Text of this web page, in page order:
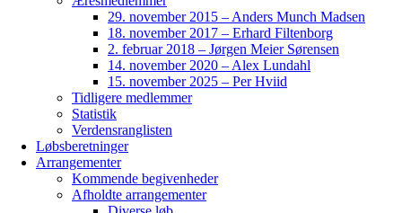
29. november 2015 – Anders Munch Madsen
18. november 2017 – Erhard Filtenborg
2. februar 2018 – Jørgen Meier Sørensen
14. november 2020 – Alex Lundahl
15. november 2025 – Per Hviid
Tidligere medlemmer
Statistik
Verdensranglisten
Løbsberetninger
Arrangementer
Kommende begivenheder
Afholdte arrangementer